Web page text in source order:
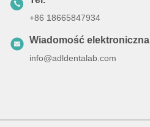
+86 18665847934
Wiadomość elektroniczna
info@adldentalab.com